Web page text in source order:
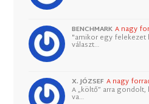
BENCHMARK A nagy
"amikor egy felekezet
választ…
X. JÓZSEF A nagy
A „költő” arra
va…